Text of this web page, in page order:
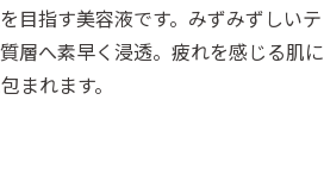
目指す美容液です。みずみずしいテ
層へ素早く浸透。疲れを感じる肌に
まれます。